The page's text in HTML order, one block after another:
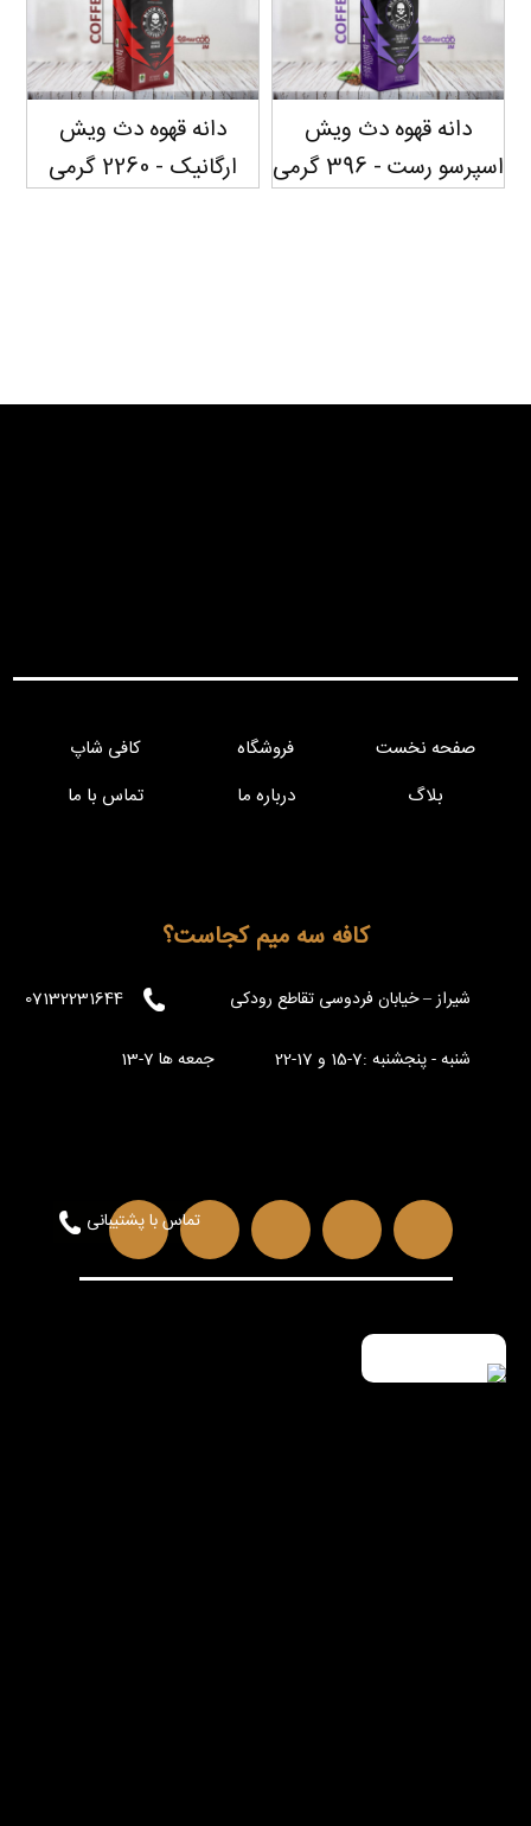
تماس با پشتیبانی
دانه قهوه دث ویش
اسپرسو رست - 396 گرمی
دانه قهوه دث ویش
ارگانیک - 2260 گرمی
صفحه نخست فروشگاه
کافی شاپ
بلاگ
درباره ما تماس با ما
کافه سه میم کجاست؟
شیراز – خیابان فردوسی تقاطع رودکی 07132231644
شنبه - پنجشنبه :7-15 و 17-22 جمعه ها 7-13